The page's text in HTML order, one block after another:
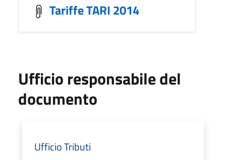
Tariffe TARI 2014
Ufficio responsabile del
documento
Ufficio Tributi